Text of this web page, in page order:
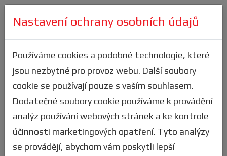
Přihlásit se
Výsledky
Zde velice jednoduše zjistíš, jak jsi
dopadl(a) ty, nebo tví přátelé z týmu.
Stejně tak si můžeš filtrovat statistiky ve
všech kategoriích a podle všech kritérií. K
dispozici máš i textový vyhledávač pro užití
např. pro vyhledávání dle jména či
Nastavení ochrany osobních údajů
Používáme cookies a podobné technologie, které
jsou nezbytné pro provoz webu. Další soubory
cookie se používají pouze s vaším souhlasem.
Dodatečné soubory cookie používáme k provádění
analýz používání webových stránek a ke kontrole
účinnosti marketingových opatření. Tyto analýzy
se provádějí, abychom vám poskytli lepší